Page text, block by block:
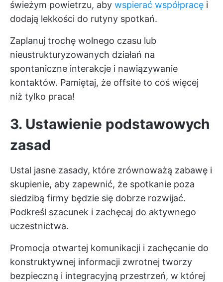
świeżym powietrzu, aby wspierać współpracę i
dodają lekkości do rutyny spotkań.
Zaplanuj trochę wolnego czasu lub
nieustrukturyzowanych działań na
spontaniczne interakcje i nawiązywanie
kontaktów. Pamiętaj, że offsite to coś więcej
niż tylko praca!
3. Ustawienie podstawowych
zasad
Ustal jasne zasady, które zrównoważą zabawę i
skupienie, aby zapewnić, że spotkanie poza
siedzibą firmy będzie się dobrze rozwijać.
Podkreśl szacunek i zachęcaj do aktywnego
uczestnictwa.
Promocja otwartej komunikacji i zachęcanie do
konstruktywnej informacji zwrotnej tworzy
bezpieczną i integracyjną przestrzeń, w której